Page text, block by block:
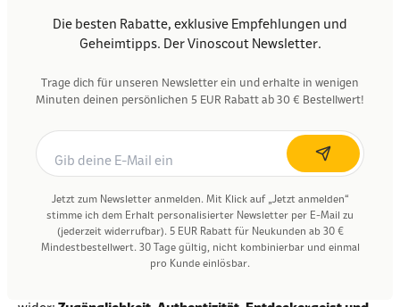
Die besten Rabatte, exklusive Empfehlungen und
Geheimtipps. Der Vinoscout Newsletter.
Trage dich für unseren Newsletter ein und erhalte in wenigen
Minuten deinen persönlichen 5 EUR Rabatt ab 30 € Bestellwert!
Jetzt zum Newsletter anmelden. Mit Klick auf „Jetzt anmelden“
stimme ich dem Erhalt personalisierter Newsletter per E-Mail zu
(jederzeit widerrufbar). 5 EUR Rabatt für Neukunden ab 30 €
Mindestbestellwert. 30 Tage gültig, nicht kombinierbar und einmal
pro Kunde einlösbar.
Guter Wein soll Freude machen – nicht kompliziert sein.
Deshalb versenden wir innerhalb Deutschland und
sorgen für einen schnellen, zuverlässigen Versand. Egal ob
kommt sicher verpackt und unkompliziert bei dir an. Klar,
fair und ohne Überraschungen – genau so, wie wir selbst
Wein einkaufen möchten.
Transparenz und Fairness